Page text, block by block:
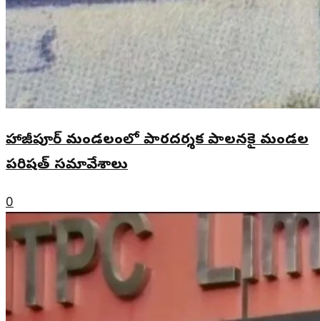
హాజీపూర్ మండలంలో పారదర్శక పాలనకై మండల
పరిషత్ సమావేశాలు
0